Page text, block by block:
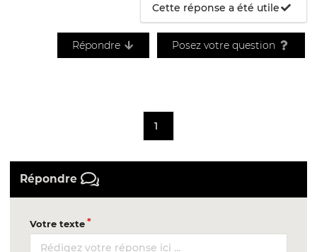
Cette réponse a été utile
Répondre Posez votre question
1
Répondre
Votre texte